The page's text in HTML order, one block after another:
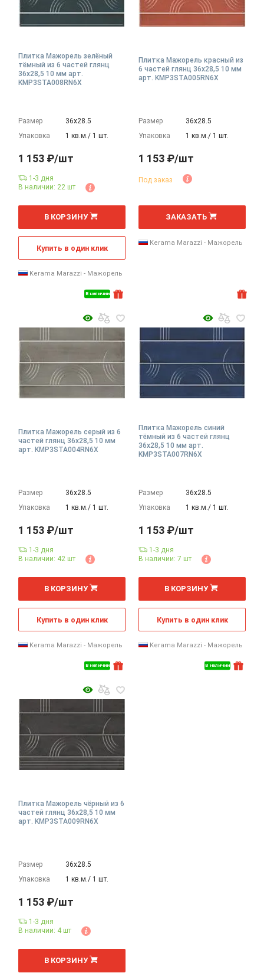
Плитка Мажорель зелёный
тёмный из 6 частей глянц
36x28,5 10 мм арт.
KMP3STA008RN6X
Размер
36х28.5
Упаковка
1 кв.м./ 1 шт.
В наличии
1 153 ₽/шт
1-3 дня
В наличии: 22 шт
В КОРЗИНУ
Купить в один клик
Kerama Marazzi - Мажорель
Плитка Мажорель красный из
6 частей глянц 36x28,5 10 мм
арт. KMP3STA005RN6X
Размер
36х28.5
Упаковка
1 кв.м./ 1 шт.
1 153 ₽/шт
Под заказ
ЗАКАЗАТЬ
Kerama Marazzi - Мажорель
Плитка Мажорель серый из 6
частей глянц 36x28,5 10 мм
арт. KMP3STA004RN6X
Размер
36х28.5
Упаковка
1 кв.м./ 1 шт.
В наличии
1 153 ₽/шт
1-3 дня
В наличии: 42 шт
В КОРЗИНУ
Купить в один клик
Kerama Marazzi - Мажорель
Плитка Мажорель синий
тёмный из 6 частей глянц
36x28,5 10 мм арт.
KMP3STA007RN6X
Размер
36х28.5
Упаковка
1 кв.м./ 1 шт.
В наличии
1 153 ₽/шт
1-3 дня
В наличии: 7 шт
В КОРЗИНУ
Купить в один клик
Kerama Marazzi - Мажорель
Плитка Мажорель чёрный из 6
частей глянц 36x28,5 10 мм
арт. KMP3STA009RN6X
Размер
36х28.5
Упаковка
1 кв.м./ 1 шт.
1 153 ₽/шт
1-3 дня
В наличии: 4 шт
В КОРЗИНУ